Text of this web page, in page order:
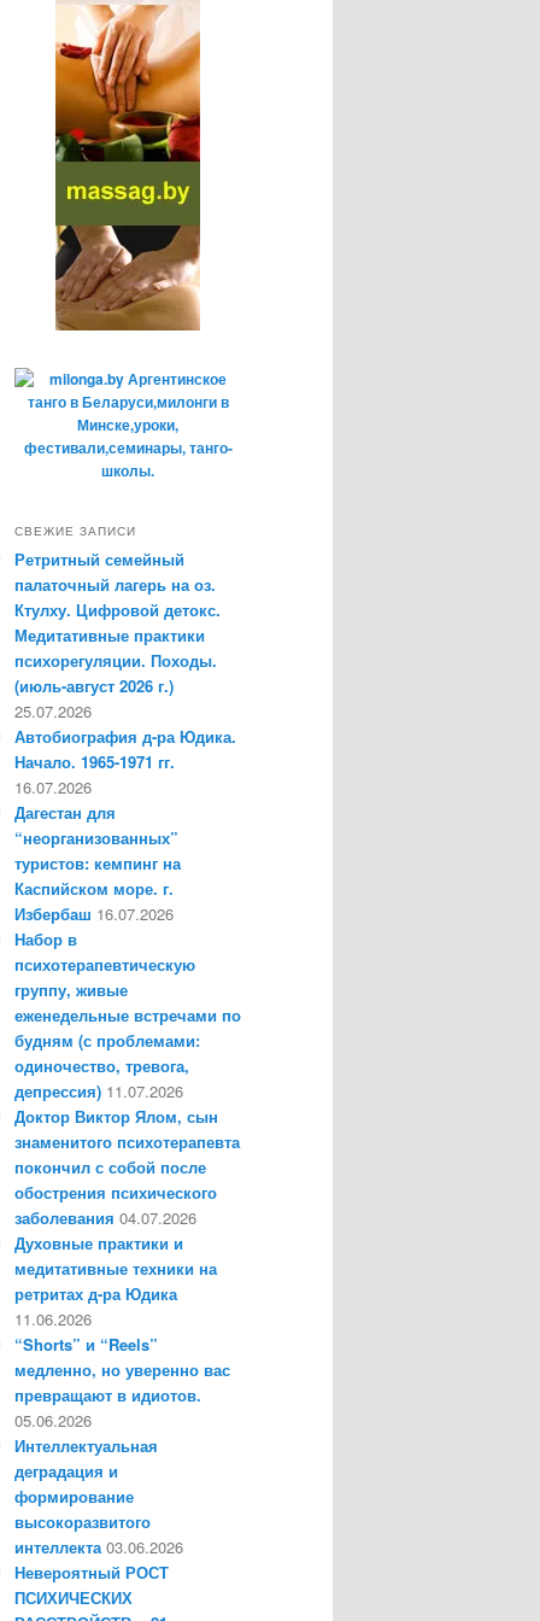
СВЕЖИЕ ЗАПИСИ
Ретритный семейный
палаточный лагерь на оз.
Ктулху. Цифровой детокс.
Медитативные практики
психорегуляции. Походы.
(июль-август 2026 г.)
25.07.2026
Автобиография д-ра Юдика.
Начало. 1965-1971 гг.
16.07.2026
Дагестан для
“неорганизованных”
туристов: кемпинг на
Каспийском море. г.
Избербаш 16.07.2026
Набор в
психотерапевтическую
группу, живые
еженедельные встречами по
будням (с проблемами:
одиночество, тревога,
депрессия) 11.07.2026
Доктор Виктор Ялом, сын
знаменитого психотерапевта
покончил с собой после
обострения психического
заболевания 04.07.2026
Духовные практики и
медитативные техники на
ретритах д-ра Юдика
11.06.2026
“Shorts” и “Reels”
медленно, но уверенно вас
превращают в идиотов.
05.06.2026
Интеллектуальная
деградация и
формирование
высокоразвитого
интеллекта 03.06.2026
Невероятный РОСТ
ПСИХИЧЕСКИХ